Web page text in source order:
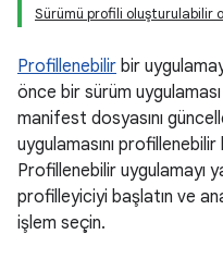
Sürümü profili oluşturulabilir
Profillenebilir bir
önce bir sürüm
manifest dosyasını
uygulamasını
Profillenebilir uygulamayı
profilleyiciyi başlatın ve
işlem seçin.